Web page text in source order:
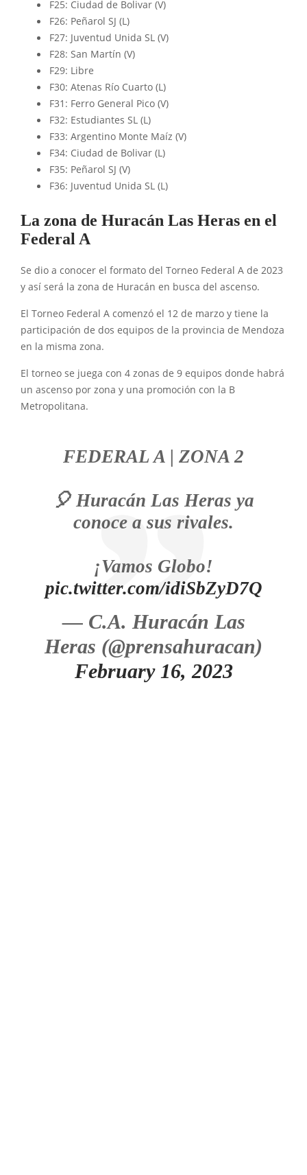
F25: Ciudad de Bolivar (V)
F26: Peñarol SJ (L)
F27: Juventud Unida SL (V)
F28: San Martín (V)
F29: Libre
F30: Atenas Río Cuarto (L)
F31: Ferro General Pico (V)
F32: Estudiantes SL (L)
F33: Argentino Monte Maíz (V)
F34: Ciudad de Bolivar (L)
F35: Peñarol SJ (V)
F36: Juventud Unida SL (L)
La zona de Huracán Las Heras en el
Federal A
Se dio a conocer el formato del Torneo Federal A de 2023
y así será la zona de Huracán en busca del ascenso.
El Torneo Federal A comenzó el 12 de marzo y tiene la
participación de dos equipos de la provincia de Mendoza
en la misma zona.
El torneo se juega con 4 zonas de 9 equipos donde habrá
un ascenso por zona y una promoción con la B
Metropolitana.
FEDERAL A | ZONA 2
🎈 Huracán Las Heras ya
conoce a sus rivales.
¡Vamos Globo!
pic.twitter.com/idiSbZyD7Q
— C.A. Huracán Las
Heras (@prensahuracan)
February 16, 2023